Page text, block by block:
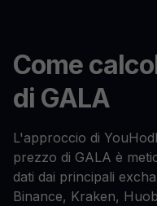
Come
di GALA
L'approccio di
prezzo di GALA è
dati dai principali
Binance, Kraken,